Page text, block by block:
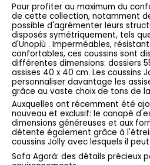
Pour profiter au maximum du
de cette collection, notamment
possible d'agrémenter leurs
disposés symétriquement, tels
d'Unopiù . Imperméables,
confortables, ces coussins sont
différentes dimensions: dossiers
assises 40 x 40 cm. Les coussins
personnaliser davantage les
grâce au vaste choix de tons de
Auxquelles ont récemment été
nouveau et exclusif: le canapé
dimensions généreuses et aux
détente également grâce à
coussins Jolly avec lesquels il
Sofa Agorà: des détails précieux